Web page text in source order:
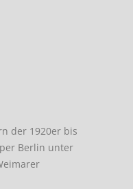
der 1920er bis
Berlin unter